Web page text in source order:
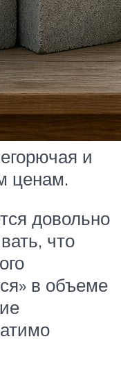
и
ценам.
довольно
что
в объеме